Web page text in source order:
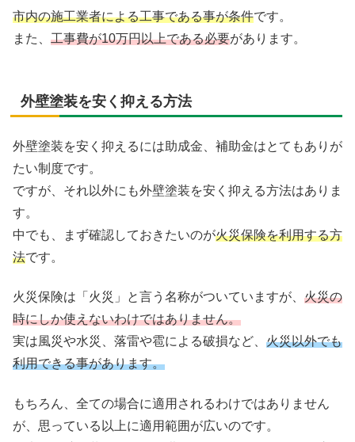
市内の施工業者による工事である事が条件です。
また、 工事費が10万円以上である必要があります。
外壁塗装を安く抑える方法
外壁塗装を安く抑えるには助成金、補助金はとてもありが
たい制度です。
ですが、それ以外にも外壁塗装を安く抑える方法はありま
す。
中でも、まず確認しておきたいのが火災保険を利用する方
法です。
火災保険は「火災」と言う名称がついていますが、 火災の
時にしか使えないわけではありません。
実は風災や水災、落雷や雹による破損など、 火災以外でも
利用できる事があります。
もちろん、全ての場合に適用されるわけではありません
が、思っている以上に適用範囲が広いのです。